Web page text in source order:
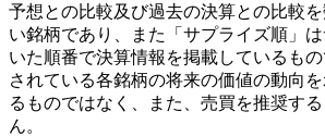
予想との比較及び過去の決算との比較
い銘柄であり、また「サプライズ順」
いた順番で決算情報を掲載しているも
されている各銘柄の将来の価値の動向
るものではなく、また、売買を推奨す
ん。